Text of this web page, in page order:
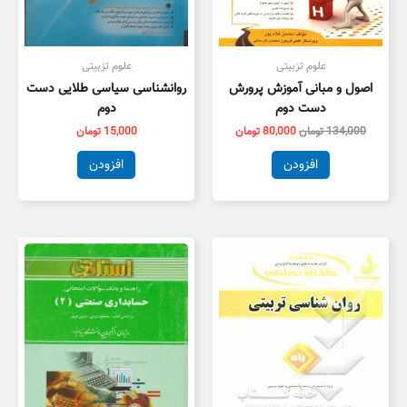
علوم تزبیتی
اصول و مبانی آموزش پرورش
دست دوم
134,000تومان80,000تومان
افزودن
علوم تزبیتی
روانشناسی سیاسی طلایی دست
دوم
15,000 تومان
افزودن